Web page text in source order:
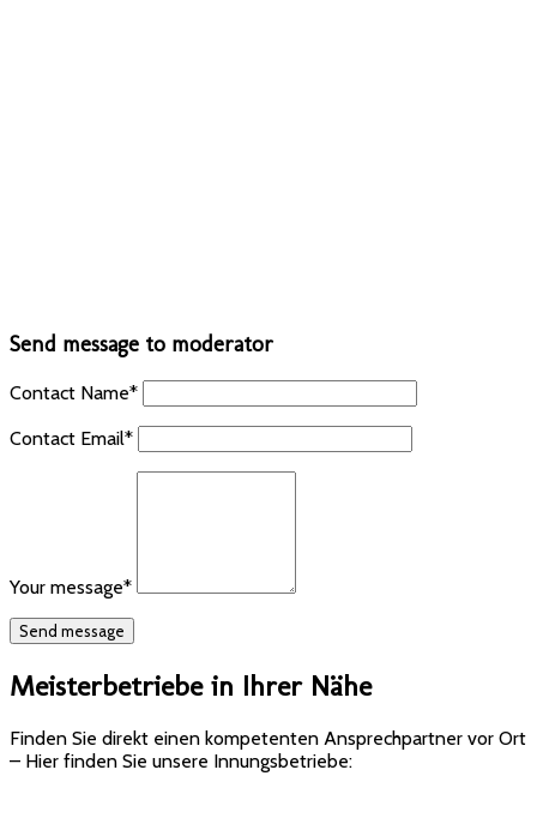
Send message to moderator
Contact Name*
Contact Email*
Your message*
Meisterbetriebe in Ihrer Nähe
Finden Sie direkt einen kompetenten Ansprechpartner vor Ort
– Hier finden Sie unsere Innungsbetriebe: